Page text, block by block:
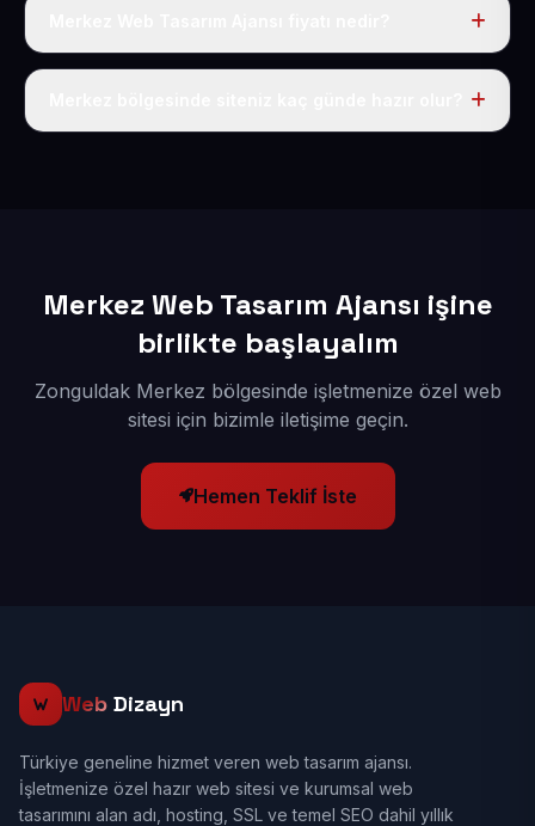
Tek fiyat uygulanır: yıllık 50 USD + KDV. Bu bedele alan
Merkez Web Tasarım Ajansı işine
birlikte başlayalım
Zonguldak Merkez bölgesinde işletmenize özel web
sitesi için bizimle iletişime geçin.
Hemen Teklif İste
Web Dizayn
Türkiye geneline hizmet veren web tasarım ajansı.
İşletmenize özel hazır web sitesi ve kurumsal web
tasarımını alan adı, hosting, SSL ve temel SEO dahil yıllık